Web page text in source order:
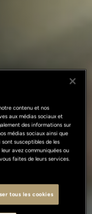
contenu et nos
aux médias sociaux et
des informations sur
médias sociaux ainsi que
susceptibles de les
avez communiquées ou
faites de leurs services.
tous les cookies